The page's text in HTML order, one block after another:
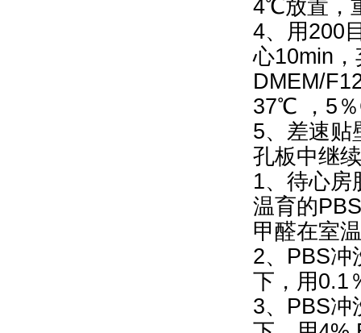
4℃放置，
4、用200
心10min
DMEM/
37℃ ，5
5、差速贴
孔板中继
1、待心房
温育的
甲醛在室
2、PBS
下，用0.1
3、PBS冲